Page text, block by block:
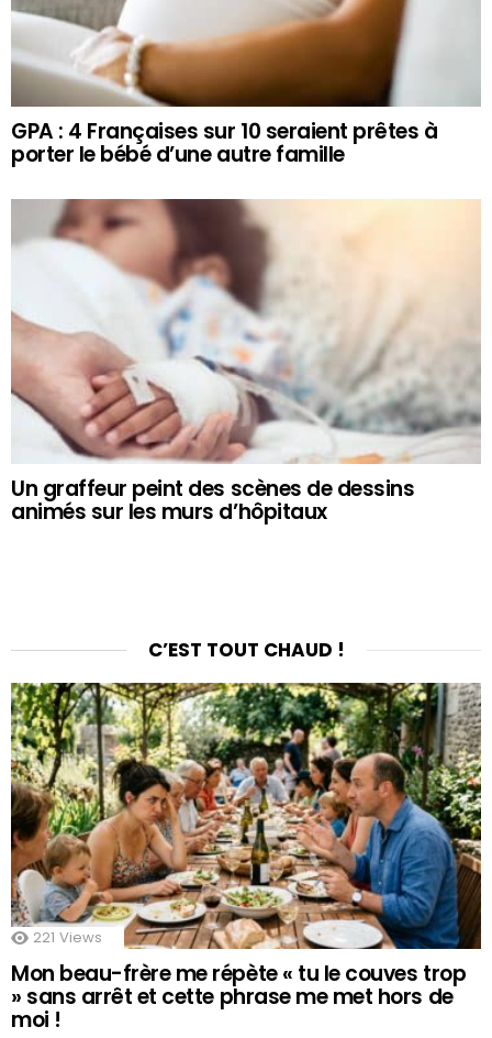
GPA : 4 Françaises sur 10 seraient prêtes à
porter le bébé d’une autre famille
Un graffeur peint des scènes de dessins
animés sur les murs d’hôpitaux
C’EST TOUT CHAUD !
221 Views
Mon beau-frère me répète « tu le couves trop
» sans arrêt et cette phrase me met hors de
moi !